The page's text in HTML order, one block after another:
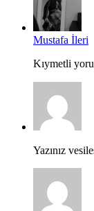
Mustafa İleri
Kıymetli
Yazınız